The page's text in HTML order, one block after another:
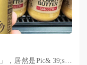
」，居然是Pic& 39;s联